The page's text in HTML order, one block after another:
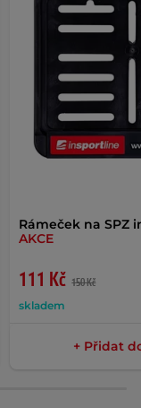
Rámeček na SPZ
AKCE
111 Kč 150 Kč
skladem
+ Přidat